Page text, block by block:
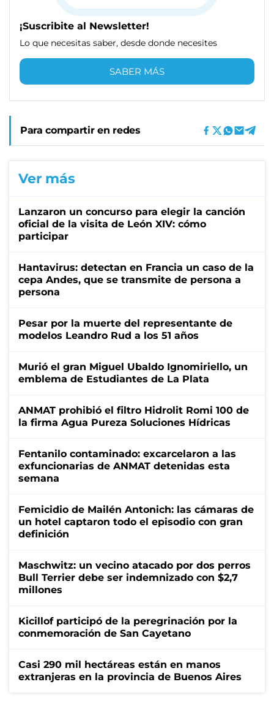
¡Suscribite al Newsletter!
Lo que necesitas saber, desde donde necesites
SABER MÁS
Para compartir en redes
Ver más
Lanzaron un concurso para elegir la canción
oficial de la visita de León XIV: cómo
participar
Hantavirus: detectan en Francia un caso de la
cepa Andes, que se transmite de persona a
persona
Pesar por la muerte del representante de
modelos Leandro Rud a los 51 años
Murió el gran Miguel Ubaldo Ignomiriello, un
emblema de Estudiantes de La Plata
ANMAT prohibió el filtro Hidrolit Romi 100 de
la firma Agua Pureza Soluciones Hídricas
Fentanilo contaminado: excarcelaron a las
exfuncionarias de ANMAT detenidas esta
semana
Femicidio de Mailén Antonich: las cámaras de
un hotel captaron todo el episodio con gran
definición
Maschwitz: un vecino atacado por dos perros
Bull Terrier debe ser indemnizado con $2,7
millones
Kicillof participó de la peregrinación por la
conmemoración de San Cayetano
Casi 290 mil hectáreas están en manos
extranjeras en la provincia de Buenos Aires